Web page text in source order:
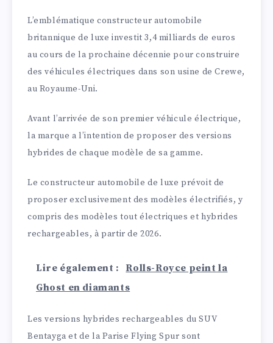
L’emblématique constructeur automobile
britannique de luxe investit 3,4 milliards de euros
au cours de la prochaine décennie pour construire
des véhicules électriques dans son usine de Crewe,
au Royaume-Uni.
Avant l’arrivée de son premier véhicule électrique,
la marque a l’intention de proposer des versions
hybrides de chaque modèle de sa gamme.
Le constructeur automobile de luxe prévoit de
proposer exclusivement des modèles électrifiés, y
compris des modèles tout électriques et hybrides
rechargeables, à partir de 2026.
Lire également :
Rolls-Royce peint la
Ghost en diamants
Les versions hybrides rechargeables du SUV
Bentayga et de la Parise Flying Spur sont